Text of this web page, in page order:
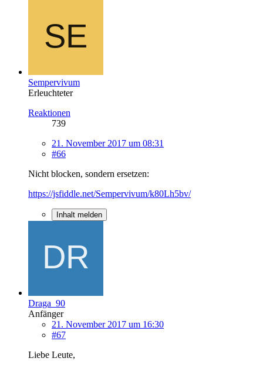
Sempervivum
Erleuchteter
Reaktionen
739
21. November 2017 um 08:31
#66
Nicht blocken, sondern ersetzen:
https://jsfiddle.net/Sempervivum/k80Lh5bv/
Inhalt melden
Draga_90
Anfänger
21. November 2017 um 16:30
#67
Liebe Leute,